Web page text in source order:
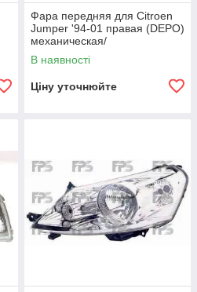
Фара передняя для Citroen
Jumper '94-01 правая (DEPO)
механическая/
гидравлическая
В наявності
Ціну уточнюйте